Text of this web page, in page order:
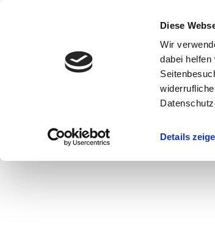
Diese
Wir
dabei
Details
vonsupportbundb